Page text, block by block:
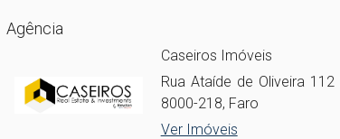
Agência
Caseiros Imóveis
Rua Ataíde de Oliveira 112
8000-218, Faro
Ver Imóveis